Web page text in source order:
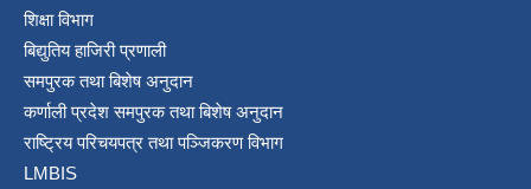
शिक्षा विभाग
बिद्युतिय हाजिरी प्रणाली
समपुरक तथा बिशेष अनुदान
कर्णाली प्रदेश समपुरक तथा बिशेष अनुदान
राष्ट्रिय परिचयपत्र तथा पञ्जिकरण विभाग
LMBIS